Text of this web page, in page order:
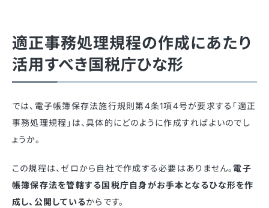
適正事務処理規程の作成にあたり
活用すべき国税庁ひな形
では、電子帳簿保存法施行規則第4条1項4号が要求する「適正
事務処理規程」は、具体的にどのように作成すればよいのでし
ょうか。
この規程は、ゼロから自社で作成する必要はありません。電子
帳簿保存法を管轄する国税庁自身がお手本となるひな形を作
成し、公開しているからです。